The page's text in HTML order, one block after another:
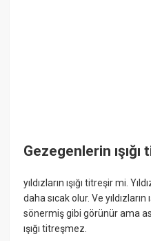
Gezegenlerin
yıldızların ışığı titreşir mi.
daha sıcak olur. Ve yıldızların
sönermiş gibi görünür ama
ışığı titreşmez.